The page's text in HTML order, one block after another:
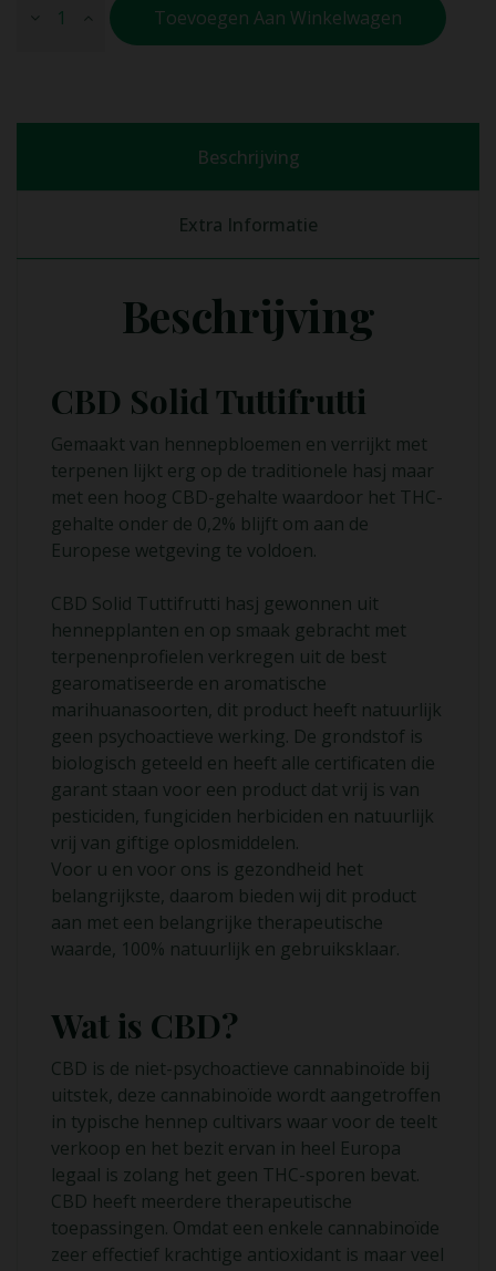
Toevoegen Aan Winkelwagen
Beschrijving
Extra Informatie
Beschrijving
CBD Solid Tuttifrutti
Gemaakt van hennepbloemen en verrijkt met
terpenen lijkt erg op de traditionele hasj maar
met een hoog CBD-gehalte waardoor het THC-
gehalte onder de 0,2% blijft om aan de
Europese wetgeving te voldoen.
CBD Solid Tuttifrutti hasj gewonnen uit
hennepplanten en op smaak gebracht met
terpenenprofielen verkregen uit de best
gearomatiseerde en aromatische
marihuanasoorten, dit product heeft natuurlijk
geen psychoactieve werking. De grondstof is
biologisch geteeld en heeft alle certificaten die
garant staan ​​voor een product dat vrij is van
pesticiden, fungiciden herbiciden en natuurlijk
vrij van giftige oplosmiddelen.
Voor u en voor ons is gezondheid het
belangrijkste, daarom bieden wij dit product
aan met een belangrijke therapeutische
waarde, 100% natuurlijk en gebruiksklaar.
Wat is CBD?
CBD is de niet-psychoactieve cannabinoïde bij
uitstek, deze cannabinoïde wordt aangetroffen
in typische hennep cultivars waar voor de teelt
verkoop en het bezit ervan in heel Europa
legaal is zolang het geen THC-sporen bevat.
CBD heeft meerdere therapeutische
toepassingen. Omdat een enkele cannabinoïde
zeer effectief krachtige antioxidant is maar veel